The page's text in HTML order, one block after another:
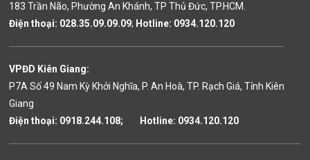
183 Trần Não, Phường An Khánh, TP Thủ Đức, TP.HCM.
Điện thoại: 028.35.09.09.09; Hotline: 0934.120.120
VPĐD Kiên Giang:
P7A Số 49 Nam Kỳ Khởi Nghĩa, P. An Hoà, TP. Rạch Giá, Tỉnh Kiên
Giang
Điện thoại: 0918.244.108; Hotline: 0934.120.120